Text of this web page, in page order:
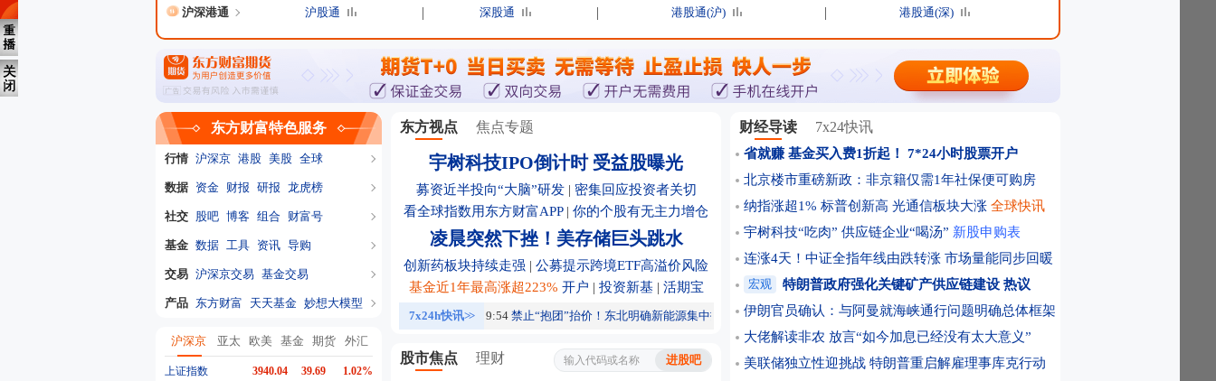
沪深港通 沪股通 深股通 港股通(沪) 港股通(深)
东方财富特色服务
行情 沪深京 港股 美股 全球
数据 资金 财报 研报 龙虎榜
社交 股吧 博客 组合 财富号
基金 数据 工具 资讯 导购
交易 沪深京交易 基金交易
产品 东方财富 天天基金 妙想大模型
沪深京 亚太 欧美 基金 期货 外汇
上证指数 3940.04 39.69 1.02%
东方视点 焦点专题
宇树科技IPO倒计时 受益股曝光
募资近半投向“大脑”研发| 密集回应投资者关切
看全球指数用东方财富APP| 你的个股有无主力增仓
凌晨突然下挫！美存储巨头跳水
创新药板块持续走强 | 公募提示跨境ETF高溢价风险
基金近1年最高涨超223% 开户 | 投资新基| 活期宝
7x24h快讯>>
AGI之后 硅谷又为资本开支找了一个新理由 09:54 禁止“抱团”抬价！东北明确新能源集中报价仅限同省同集团 09:53 一夜上涨30元 金饰克价重回1300元 09:48 白宫经济顾问称特朗普与美联储主
股市焦点 理财
财经导读 7x24快讯
省就赚 基金买入费1折起！
7*24小时股票开户
北京楼市重磅新政：非京籍仅需1年社保便可购房
纳指涨超1% 标普创新高 光通信板块大涨 全球快讯
宇树科技“吃肉” 供应链企业“喝汤” 新股申购表
连涨4天！中证全指年线由跌转涨 市场量能同步回暖
宏观 特朗普政府强化关键矿产供应链建设 热议
伊朗官员确认：与阿曼就海峡通行问题明确总体框架
大佬解读非农 放言“如今加息已经没有太大意义”
美联储独立性迎挑战 特朗普重启解雇理事库克行动